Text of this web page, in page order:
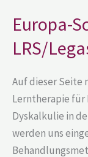
Europa-
LRS/
Auf dieser Seite
Lerntherapie für
Dyskalkulie in
werden uns